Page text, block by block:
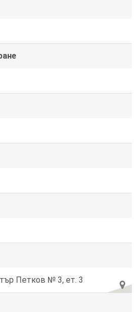
Петков № 3, ет. 3